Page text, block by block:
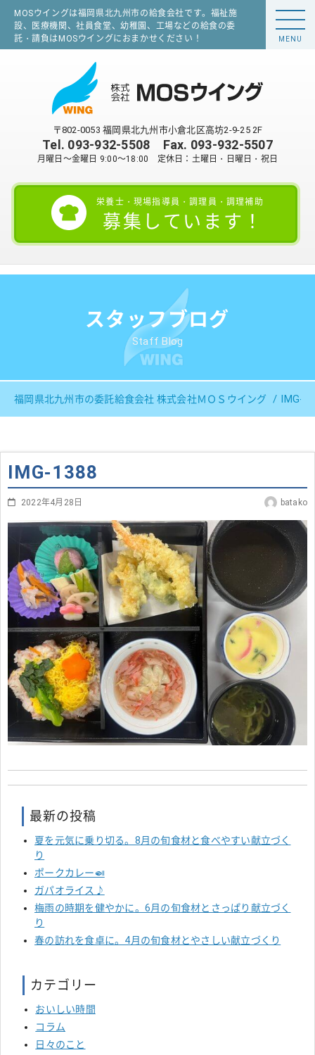
MOSウイングは福岡県北九州市の給食会社です。福祉施
設、医療機関、社員食堂、幼稚園、工場などの給食の委
託・請負はMOSウイングにおまかせください！
〒802-0053 福岡県北九州市小倉北区高坊2-9-25 2F
Tel. 093-932-5508 Fax. 093-932-5507
月曜日～金曜日 9:00～18:00 定休日：土曜日・日曜日・祝日
栄養士・現場指導員・調理員・調理補助
募集しています！
MENU
スタッフブログ
Staff Blog
福岡県北九州市の委託給食会社 株式会社ＭＯＳウイング IMG-
IMG-1388
2022年4月28日 batako
最新の投稿
夏を元気に乗り切る。8月の旬食材と食べやすい献立づく
り
ポークカレー🍛
ガパオライス♪
梅雨の時期を健やかに。6月の旬食材とさっぱり献立づく
り
春の訪れを食卓に。4月の旬食材とやさしい献立づくり
カテゴリー
おいしい時間
コラム
日々のこと